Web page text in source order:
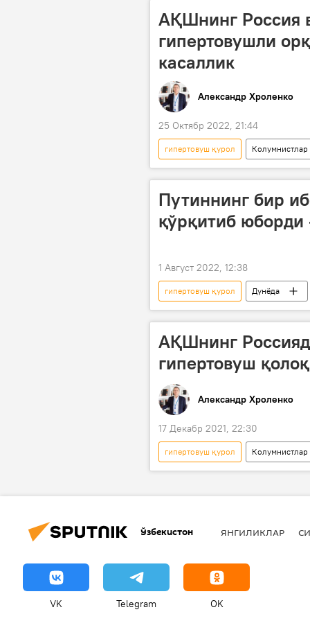
АҚШнинг Россия
гипертовушли
касаллик
Александр Хроленко
25 Октябр 2022, 21:44
гипертовуш қурол Колумнистлар
Путиннинг бир
қўрқитиб юборди
1 Август 2022, 12:38
гипертовуш қурол Дунёда
АҚШнинг
гипертовуш
Александр Хроленко
17 Декабр 2021, 22:30
гипертовуш қурол Колумнистлар
Ўзбекистон ЯНГИЛИКЛАР
VK Telegram OK